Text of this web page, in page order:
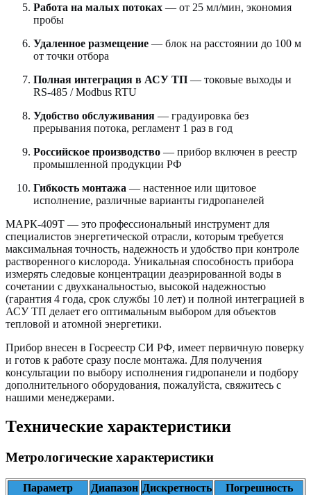
Работа на малых потоках — от 25 мл/мин, экономия
пробы
Удаленное размещение — блок на расстоянии до 100 м
от точки отбора
Полная интеграция в АСУ ТП — токовые выходы и
RS-485 / Modbus RTU
Удобство обслуживания — градуировка без
прерывания потока, регламент 1 раз в год
Российское производство — прибор включен в реестр
промышленной продукции РФ
Гибкость монтажа — настенное или щитовое
исполнение, различные варианты гидропанелей
МАРК-409Т — это профессиональный инструмент для
специалистов энергетической отрасли, которым требуется
максимальная точность, надежность и удобство при контроле
растворенного кислорода. Уникальная способность прибора
измерять следовые концентрации деаэрированной воды в
сочетании с двухканальностью, высокой надежностью
(гарантия 4 года, срок службы 10 лет) и полной интеграцией в
АСУ ТП делает его оптимальным выбором для объектов
тепловой и атомной энергетики.
Прибор внесен в Госреестр СИ РФ, имеет первичную поверку
и готов к работе сразу после монтажа. Для получения
консультации по выбору исполнения гидропанели и подбору
дополнительного оборудования, пожалуйста, свяжитесь с
нашими менеджерами.
Технические характеристики
Метрологические характеристики
Параметр Диапазон Дискретность
Погрешность